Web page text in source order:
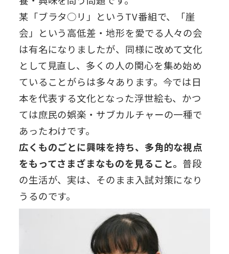
某「ブラタ○リ」というTV番組で、「崖
会」という高低差・地形を愛でる人々の会
は有名になりましたが、同様に改めて文化
として見直し、多くの人の関心を集め始め
ていることがらは多々あります。今では日
本を代表する文化となった浮世絵も、かつ
ては庶民の娯楽・サブカルチャーの一種で
あったわけです。
広くものごとに興味を持ち、多角的な視点
をもってさまざまなものを見ること。 普段
の生活が、実は、そのまま入試対策になり
うるのです。